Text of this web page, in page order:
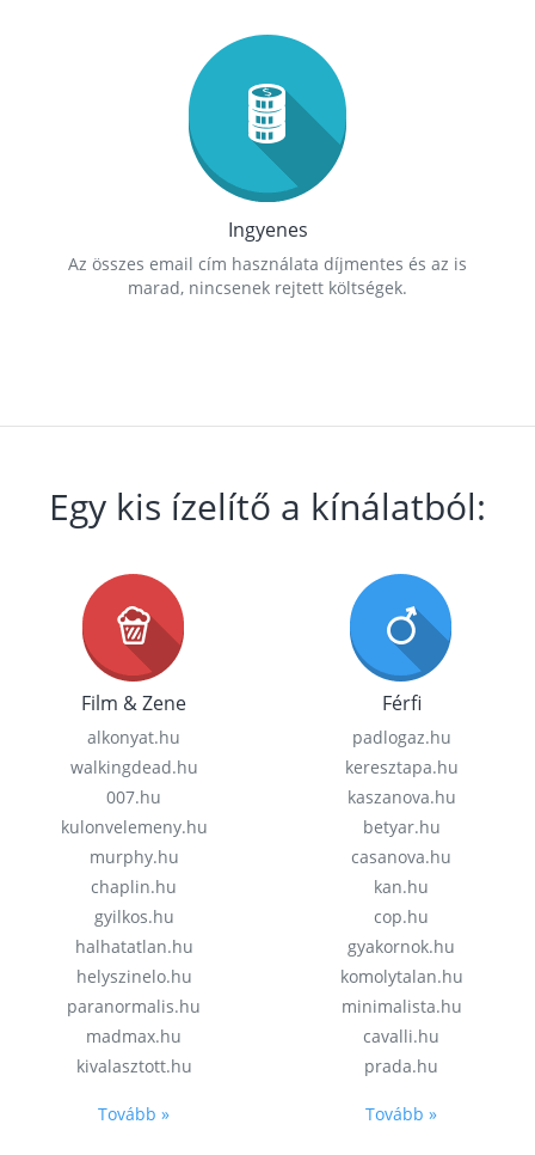
Ingyenes
Az összes email cím használata díjmentes és az is
marad, nincsenek rejtett költségek.
Egy kis ízelítő a kínálatból:
Film & Zene
alkonyat.hu
walkingdead.hu
007.hu
kulonvelemeny.hu
murphy.hu
chaplin.hu
gyilkos.hu
halhatatlan.hu
helyszinelo.hu
paranormalis.hu
madmax.hu
kivalasztott.hu
Tovább »
Férfi
padlogaz.hu
keresztapa.hu
kaszanova.hu
betyar.hu
casanova.hu
kan.hu
cop.hu
gyakornok.hu
komolytalan.hu
minimalista.hu
cavalli.hu
prada.hu
Tovább »